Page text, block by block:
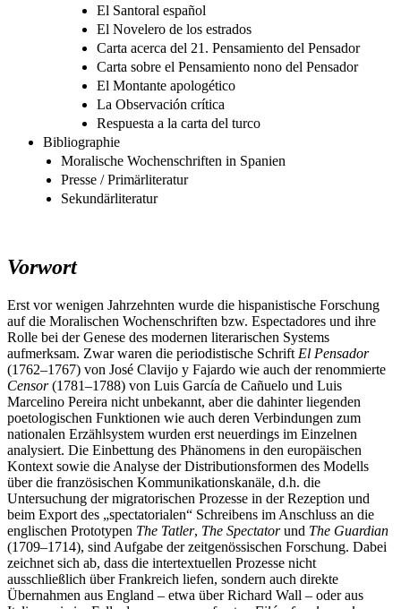
El Santoral español
El Novelero de los estrados
Carta acerca del 21. Pensamiento del Pensador
Carta sobre el Pensamiento nono del Pensador
El Montante apologético
La Observación crítica
Respuesta a la carta del turco
Bibliographie
Moralische Wochenschriften in Spanien
Presse / Primärliteratur
Sekundärliteratur
Vorwort
Erst vor wenigen Jahrzehnten wurde die hispanistische Forschung
auf die Moralischen Wochenschriften bzw. Espectadores und ihre
Rolle bei der Genese des modernen literarischen Systems
aufmerksam. Zwar waren die periodistische Schrift El Pensador
(1762–1767) von José Clavijo y Fajardo wie auch der renommierte
Censor(1781–1788) von Luis García de Cañuelo und Luis
Marcelino Pereira nicht unbekannt, aber die dahinter liegenden
poetologischen Funktionen wie auch deren Verbindungen zum
nationalen Erzählsystem wurden erst neuerdings im Einzelnen
analysiert. Die Einbettung des Phänomens in den europäischen
Kontext sowie die Analyse der Distributionsformen des Modells
über die französischen Kommunikationskanäle, d.h. die
Untersuchung der migratorischen Prozesse in der Rezeption und
beim Export des „spectatorialen“ Schreibens im Anschluss an die
englischen Prototypen The Tatler, The Spectatorund The Guardian
(1709–1714), sind Aufgabe der zeitgenössischen Forschung. Dabei
zeichnet sich ab, dass die intertextuellen Prozesse nicht
ausschließlich über Frankreich liefen, sondern auch direkte
Übernahmen aus England – etwa über Richard Wall – oder aus